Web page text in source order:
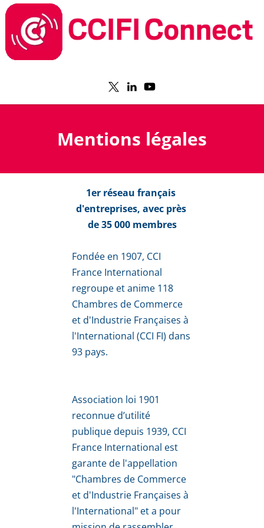
Mentions légales
1er réseau français
d'entreprises, avec près
de 35 000 membres
Fondée en 1907, CCI
France International
regroupe et anime 118
Chambres de Commerce
et d'Industrie Françaises à
l'International (CCI FI) dans
93 pays.
Association loi 1901
reconnue d’utilité
publique depuis 1939, CCI
France International est
garante de l'appellation
"Chambres de Commerce
et d'Industrie Françaises à
l'International" et a pour